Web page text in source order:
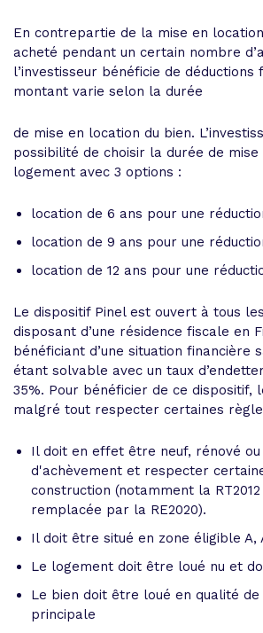
En contrepartie de la mise en
acheté pendant un certain nombre
l’investisseur bénéficie de déductions
montant varie selon la durée
de mise en location du bien.
possibilité de choisir la durée de mise
logement avec 3 options :
location de 6 ans pour une
location de 9 ans pour une
location de 12 ans pour une
Le dispositif Pinel est ouvert à tous
disposant d’une résidence fiscale en
bénéficiant d’une situation financière
étant solvable avec un taux
35%. Pour bénéficier de ce dispositif,
malgré tout respecter certaines
Il doit en effet être neuf, rénové
d'achèvement et respecter
construction (notamment la
remplacée par la RE2020).
Il doit être situé en zone éligible A,
Le logement doit être loué nu et
Le bien doit être loué en qualité de
principale